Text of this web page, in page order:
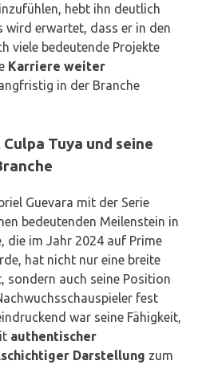
hebt ihn deutlich
wird erwartet, dass er in den
viele bedeutende Projekte
Karriere weiter
in der Branche
Tuya und seine
Guevara mit der Serie
bedeutenden Meilenstein in
die im Jahr 2024 auf Prime
hat nicht nur eine breite
sondern auch seine Position
fest
war seine Fähigkeit,
authentischer
Darstellung zum